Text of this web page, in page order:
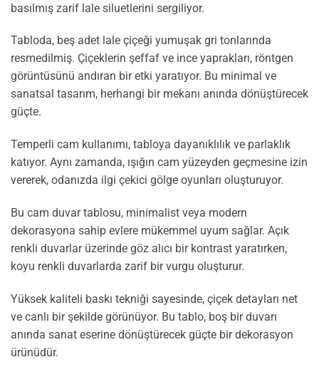
basılmış zarif lale siluetlerini sergiliyor.
Tabloda, beş adet lale çiçeği yumuşak gri tonlarında
resmedilmiş. Çiçeklerin şeffaf ve ince yaprakları, röntgen
görüntüsünü andıran bir etki yaratıyor. Bu minimal ve
sanatsal tasarım, herhangi bir mekanı anında dönüştürecek
güçte.
Temperli cam kullanımı, tabloya dayanıklılık ve parlaklık
katıyor. Aynı zamanda, ışığın cam yüzeyden geçmesine izin
vererek, odanızda ilgi çekici gölge oyunları oluşturuyor.
Bu cam duvar tablosu, minimalist veya modern
dekorasyona sahip evlere mükemmel uyum sağlar. Açık
renkli duvarlar üzerinde göz alıcı bir kontrast yaratırken,
koyu renkli duvarlarda zarif bir vurgu oluşturur.
Yüksek kaliteli baskı tekniği sayesinde, çiçek detayları net
ve canlı bir şekilde görünüyor. Bu tablo, boş bir duvarı
anında sanat eserine dönüştürecek güçte bir dekorasyon
ürünüdür.